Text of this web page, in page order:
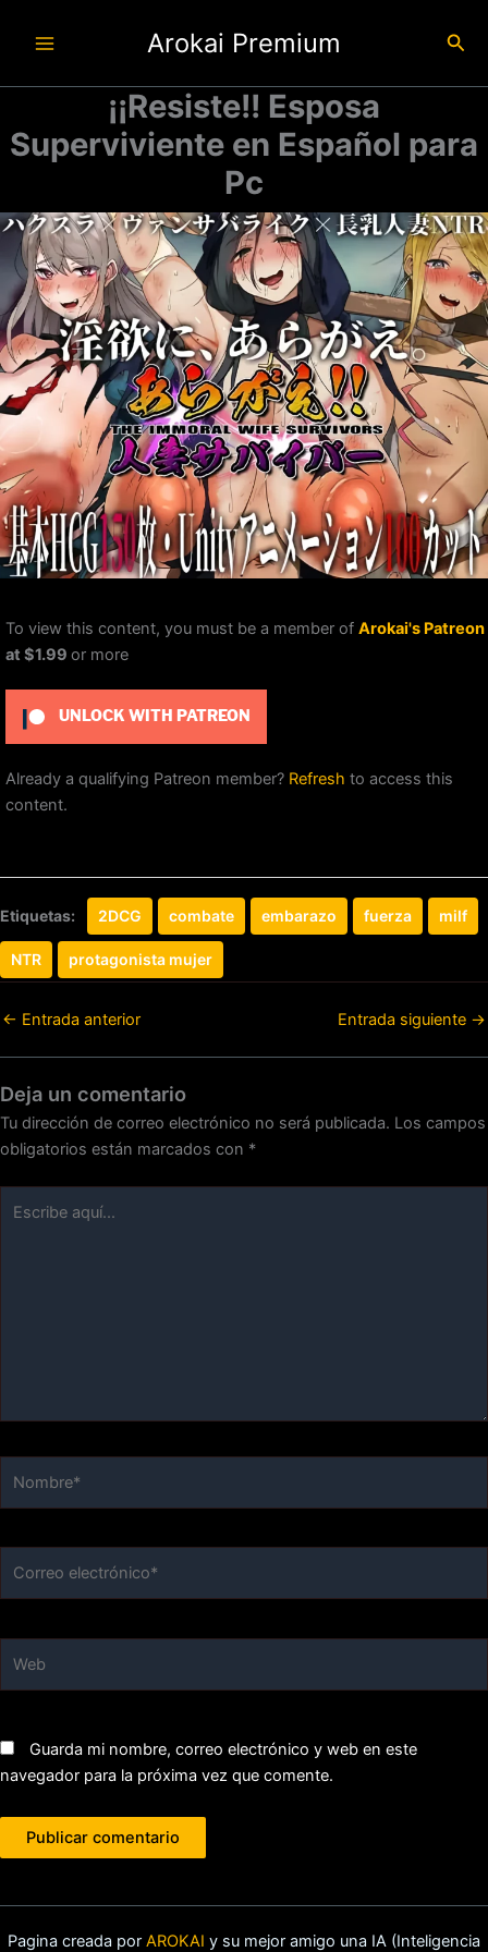
Arokai Premium
¡¡Resiste!! Esposa
Superviviente en Español para
Pc
To view this content, you must be a member of Arokai's Patreon
at $1.99 or more
UNLOCK WITH PATREON
Already a qualifying Patreon member? Refresh to access this
content.
Etiquetas: 2DCG combate embarazo fuerza milf
NTR protagonista mujer
← Entrada anterior Entrada siguiente →
Deja un comentario
Tu dirección de correo electrónico no será publicada. Los campos
obligatorios están marcados con *
aquí...
Guarda mi nombre, correo electrónico y web en este
navegador para la próxima vez que comente.
Pagina creada por AROKAI y su mejor amigo una IA (Inteligencia